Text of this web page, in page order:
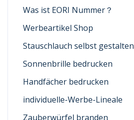
Was ist EORI Nummer？
Werbeartikel Shop
Stauschlauch selbst gestalten
Sonnenbrille bedrucken
Handfächer bedrucken
individuelle-Werbe-Lineale
Zauberwürfel branden